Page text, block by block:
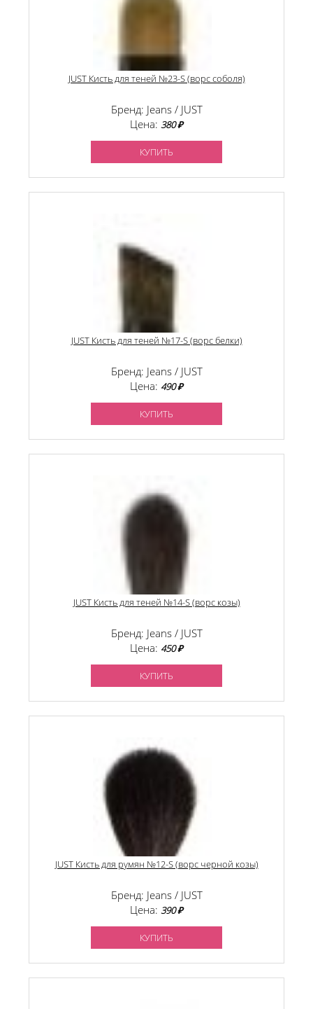
JUST Кисть для теней №23-S (ворс соболя)
Бренд: Jeans / JUST
Цена: 380 ₽
КУПИТЬ
JUST Кисть для теней №17-S (ворс белки)
Бренд: Jeans / JUST
Цена: 490 ₽
КУПИТЬ
JUST Кисть для теней №14-S (ворс козы)
Бренд: Jeans / JUST
Цена: 450 ₽
КУПИТЬ
JUST Кисть для румян №12-S (ворс черной козы)
Бренд: Jeans / JUST
Цена: 390 ₽
КУПИТЬ